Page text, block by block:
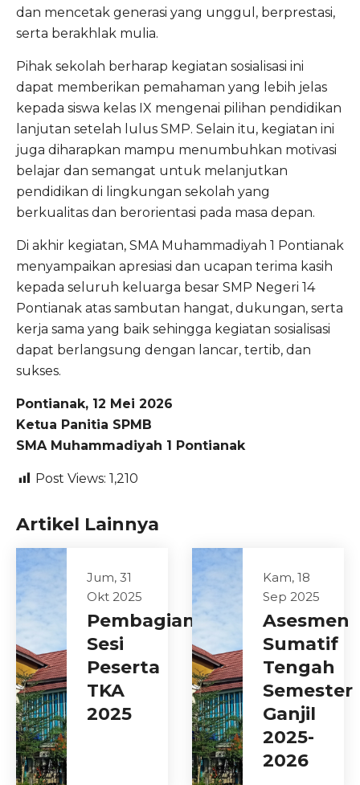
dan mencetak generasi yang unggul, berprestasi,
serta berakhlak mulia.
Pihak sekolah berharap kegiatan sosialisasi ini
dapat memberikan pemahaman yang lebih jelas
kepada siswa kelas IX mengenai pilihan pendidikan
lanjutan setelah lulus SMP. Selain itu, kegiatan ini
juga diharapkan mampu menumbuhkan motivasi
belajar dan semangat untuk melanjutkan
pendidikan di lingkungan sekolah yang
berkualitas dan berorientasi pada masa depan.
Di akhir kegiatan, SMA Muhammadiyah 1 Pontianak
menyampaikan apresiasi dan ucapan terima kasih
kepada seluruh keluarga besar SMP Negeri 14
Pontianak atas sambutan hangat, dukungan, serta
kerja sama yang baik sehingga kegiatan sosialisasi
dapat berlangsung dengan lancar, tertib, dan
sukses.
Pontianak, 12 Mei 2026
Ketua Panitia SPMB
SMA Muhammadiyah 1 Pontianak
Post Views: 1,210
Artikel Lainnya
Jum, 31
Okt 2025
Pembagian
Sesi
Peserta
TKA
2025
Kam, 18
Sep 2025
Asesmen
Sumatif
Tengah
Semester
Ganjil
2025-
2026